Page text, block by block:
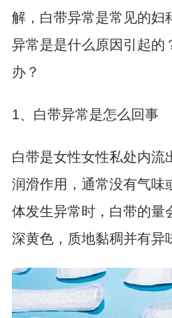
解，白带异常是常见的妇
异常是是什么原因引起的
办？
1、白带异常是怎么回事
白带是女性女性私处内流
润滑作用，通常没有气味
体发生异常时，白带的量
深黄色，质地黏稠并有异